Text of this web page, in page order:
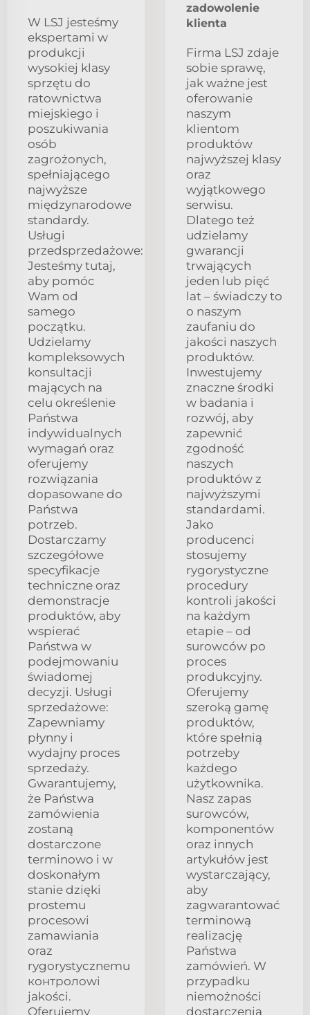
W LSJ jesteśmy
ekspertami w
produkcji
wysokiej klasy
sprzętu do
ratownictwa
miejskiego i
poszukiwania
osób
zagrożonych,
spełniającego
najwyższe
międzynarodowe
standardy.
Usługi
przedsprzedażowe:
Jesteśmy tutaj,
aby pomóc
Wam od
samego
początku.
Udzielamy
kompleksowych
konsultacji
mających na
celu określenie
Państwa
indywidualnych
wymagań oraz
oferujemy
rozwiązania
dopasowane do
Państwa
potrzeb.
Dostarczamy
szczegółowe
specyfikacje
techniczne oraz
demonstracje
produktów, aby
wspierać
Państwa w
podejmowaniu
świadomej
decyzji. Usługi
sprzedażowe:
Zapewniamy
płynny i
wydajny proces
sprzedaży.
Gwarantujemy,
że Państwa
zamówienia
zostaną
dostarczone
terminowo i w
doskonałym
stanie dzięki
prostemu
procesowi
zamawiania
oraz
rygorystycznemu
контролowi
jakości.
Oferujemy
zadowolenie
klienta
Firma LSJ zdaje
sobie sprawę,
jak ważne jest
oferowanie
naszym
klientom
produktów
najwyższej klasy
oraz
wyjątkowego
serwisu.
Dlatego też
udzielamy
gwarancji
trwających
jeden lub pięć
lat – świadczy to
o naszym
zaufaniu do
jakości naszych
produktów.
Inwestujemy
znaczne środki
w badania i
rozwój, aby
zapewnić
zgodność
naszych
produktów z
najwyższymi
standardami.
Jako
producenci
stosujemy
rygorystyczne
procedury
kontroli jakości
na każdym
etapie – od
surowców po
proces
produkcyjny.
Oferujemy
szeroką gamę
produktów,
które spełnią
potrzeby
każdego
użytkownika.
Nasz zapas
surowców,
komponentów
oraz innych
artykułów jest
wystarczający,
aby
zagwarantować
terminową
realizację
Państwa
zamówień. W
przypadku
niemożności
dostarczenia